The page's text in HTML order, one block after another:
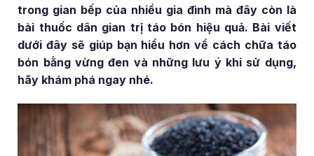
trong gian bếp của nhiều gia đình mà đây còn là
bài thuốc dân gian trị táo bón hiệu quả. Bài viết
dưới đây sẽ giúp bạn hiểu hơn về cách chữa táo
bón bằng vừng đen và những lưu ý khi sử dụng,
hãy khám phá ngay nhé.